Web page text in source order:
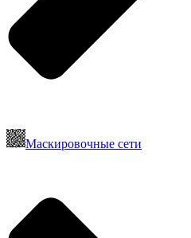
Маскировочные сети